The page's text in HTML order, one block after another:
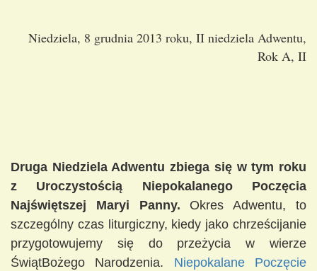
Niedziela, 8 grudnia 2013 roku, II niedziela Adwentu,
Rok A, II
Druga Niedziela Adwentu zbiega się w tym roku
z Uroczystością Niepokalanego Poczęcia
Najświętszej Maryi Panny. Okres Adwentu, to
szczególny czas liturgiczny, kiedy jako chrześcijanie
przygotowujemy się do przeżycia w wierze
ŚwiątBożego Narodzenia. Niepokalane Poczęcie